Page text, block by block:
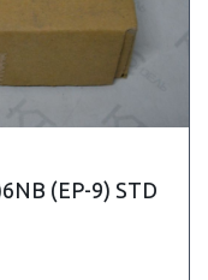
(EP-9) STD